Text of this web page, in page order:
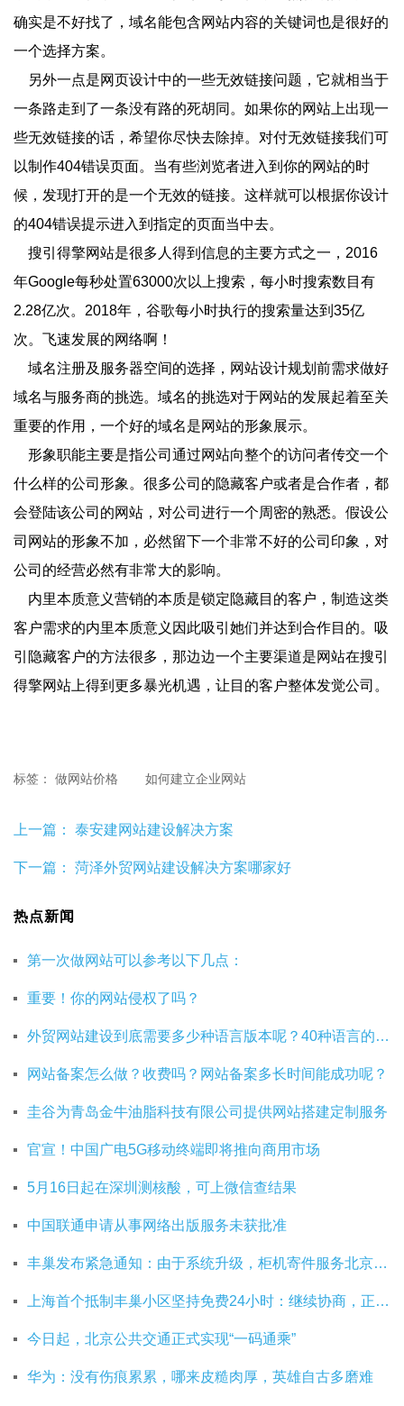
确实是不好找了，域名能包含网站内容的关键词也是很好的
一个选择方案。
另外一点是网页设计中的一些无效链接问题，它就相当于
一条路走到了一条没有路的死胡同。如果你的网站上出现一
些无效链接的话，希望你尽快去除掉。对付无效链接我们可
以制作404错误页面。当有些浏览者进入到你的网站的时
候，发现打开的是一个无效的链接。这样就可以根据你设计
的404错误提示进入到指定的页面当中去。
搜引得擎网站是很多人得到信息的主要方式之一，2016
年Google每秒处置63000次以上搜索，每小时搜索数目有
2.28亿次。2018年，谷歌每小时执行的搜索量达到35亿
次。飞速发展的网络啊！
域名注册及服务器空间的选择，网站设计规划前需求做好
域名与服务商的挑选。域名的挑选对于网站的发展起着至关
重要的作用，一个好的域名是网站的形象展示。
形象职能主要是指公司通过网站向整个的访问者传交一个
什么样的公司形象。很多公司的隐藏客户或者是合作者，都
会登陆该公司的网站，对公司进行一个周密的熟悉。假设公
司网站的形象不加，必然留下一个非常不好的公司印象，对
公司的经营必然有非常大的影响。
内里本质意义营销的本质是锁定隐藏目的客户，制造这类
客户需求的内里本质意义因此吸引她们并达到合作目的。吸
引隐藏客户的方法很多，那边边一个主要渠道是网站在搜引
得擎网站上得到更多暴光机遇，让目的客户整体发觉公司。
标签： 做网站价格 如何建立企业网站
上一篇： 泰安建网站建设解决方案
下一篇： 菏泽外贸网站建设解决方案哪家好
热点新闻
第一次做网站可以参考以下几点：
重要！你的网站侵权了吗？
外贸网站建设到底需要多少种语言版本呢？40种语言的网站建设有必要吗？
网站备案怎么做？收费吗？网站备案多长时间能成功呢？
圭谷为青岛金牛油脂科技有限公司提供网站搭建定制服务
官宣！中国广电5G移动终端即将推向商用市场
5月16日起在深圳测核酸，可上微信查结果
中国联通申请从事网络出版服务未获批准
丰巢发布紧急通知：由于系统升级，柜机寄件服务北京双向关停
上海首个抵制丰巢小区坚持免费24小时：继续协商，正在自建快递中转站
今日起，北京公共交通正式实现“一码通乘”
华为：没有伤痕累累，哪来皮糙肉厚，英雄自古多磨难